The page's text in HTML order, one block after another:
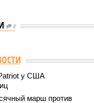
0
от уже сданного
продолжают ждать от
дольщиков